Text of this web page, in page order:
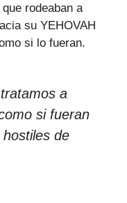
rodeaban a
su YEHOVAH
si lo fueran.
a
si fueran
de